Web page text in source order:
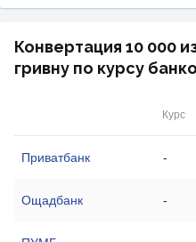
Конвертация 10 000
гривну по курсу
Курс
Приватбанк -
Ощадбанк -